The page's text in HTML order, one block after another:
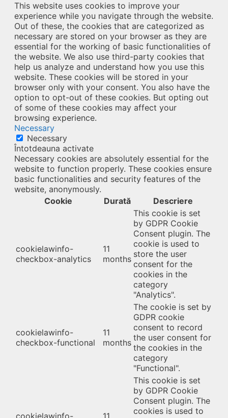
This website uses cookies to improve your
experience while you navigate through the website.
Out of these, the cookies that are categorized as
necessary are stored on your browser as they are
essential for the working of basic functionalities of
the website. We also use third-party cookies that
help us analyze and understand how you use this
website. These cookies will be stored in your
browser only with your consent. You also have the
option to opt-out of these cookies. But opting out
of some of these cookies may affect your
browsing experience.
Necessary
Necessary
Întotdeauna activate
Necessary cookies are absolutely essential for the
website to function properly. These cookies ensure
basic functionalities and security features of the
website, anonymously.
Cookie
Durată Descriere
cookielawinfo-
checkbox-analytics
11
months
This cookie is set
by GDPR Cookie
Consent plugin. The
cookie is used to
store the user
consent for the
cookies in the
category
"Analytics".
cookielawinfo-
checkbox-functional
11
months
The cookie is set by
GDPR cookie
consent to record
the user consent for
the cookies in the
category
"Functional".
This cookie is set
by GDPR Cookie
Consent plugin. The
cookies is used to